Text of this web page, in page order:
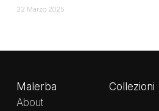
22 Marzo 2025
Malerba
About
Collezioni